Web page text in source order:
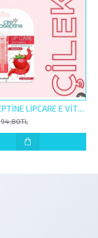
CİRE ASEPTİNE LİPCARE E VİTAMİNLİ 4,5G ÇİLEK RENKLİ NEMLENDİRİCİ
94,80TL